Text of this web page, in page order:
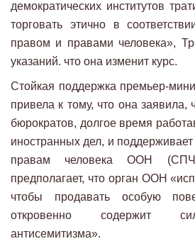
демократических институтов
торговать этично в
правом и правами человека»,
указаний. что она изменит курс.
Стойкая поддержка премьер-
привела к тому, что она заявила,
бюрократов, долгое время
иностранных дел, и
правам человека ООН
предполагает, что орган ООН
чтобы продавать особую
откровенно содержит
антисемитизма».